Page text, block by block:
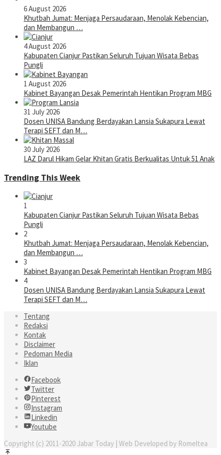
6 August 2026
Khutbah Jumat: Menjaga Persaudaraan, Menolak Kebencian,
dan Membangun …
4 August 2026
Kabupaten Cianjur Pastikan Seluruh Tujuan Wisata Bebas
Pungli
1 August 2026
Kabinet Bayangan Desak Pemerintah Hentikan Program MBG
31 July 2026
Dosen UNISA Bandung Berdayakan Lansia Sukapura Lewat
Terapi SEFT dan M…
30 July 2026
LAZ Darul Hikam Gelar Khitan Gratis Berkualitas Untuk 51 Anak
Trending This Week
1
Kabupaten Cianjur Pastikan Seluruh Tujuan Wisata Bebas
Pungli
2
Khutbah Jumat: Menjaga Persaudaraan, Menolak Kebencian,
dan Membangun …
3
Kabinet Bayangan Desak Pemerintah Hentikan Program MBG
4
Dosen UNISA Bandung Berdayakan Lansia Sukapura Lewat
Terapi SEFT dan M…
Tentang
Redaksi
Kontak
Disclaimer
Pedoman Media
Iklan
Facebook
Twitter
Pinterest
Instagram
Linkedin
Youtube
Copyright (c) 2011-2020 Jabar Today | Web Developed by Romeltea